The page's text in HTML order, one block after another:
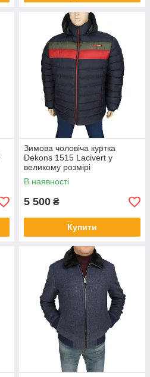
Зимова чоловіча куртка
Dekons 1515 Lacivert у
великому розмірі
В наявності
5 500 ₴
Купити